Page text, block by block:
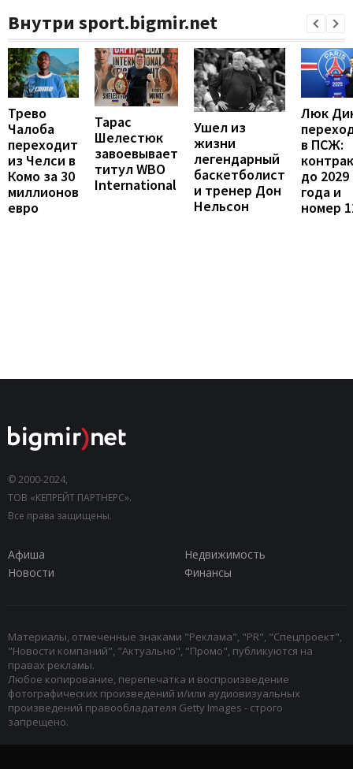
Внутри sport.bigmir.net
Трево
Чалоба
переходит
из Челси в
Комо за 30
миллионов
евро
Тарас
Шелестюк
завоевывает
титул WBO
International
Ушел из
жизни
легендарный
баскетболист
и тренер Дон
Нельсон
Люк
в ПСЖ:
до 2029
года и
номер
© 2000-2024,
ТОВ «КЕПРЕЙТ ПАРТНЕРС».
Все права защищены.
Афиша
Недвижимость
Новости
Финансы
Материалы, отмеченные знаками "Реклама", "PR", "Спецпроект",
"Новости компаний", "Актуально", "Промо", публикуются на
правах рекламы.
Любое копирование, перепечатка и воспроизведение
фотографических произведений и/или аудиовизуальных
произведений правообладателя Getty Images - строго
запрещено.